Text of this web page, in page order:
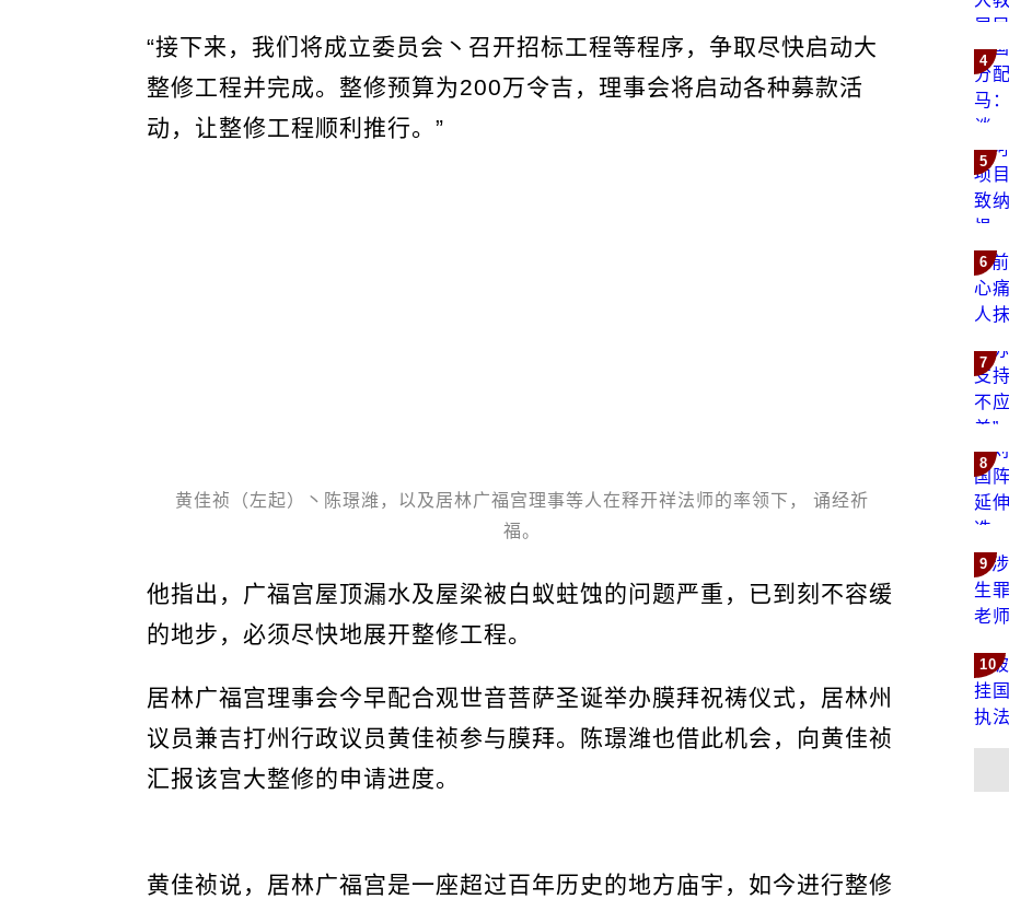
“接下来，我们将成立委员会丶召开招标工程等程序，争取尽快启动大
整修工程并完成。整修预算为200万令吉，理事会将启动各种募款活
动，让整修工程顺利推行。”
黄佳祯（左起）丶陈璟潍，以及居林广福宫理事等人在释开祥法师的率领下， 诵经祈
福。
他指出，广福宫屋顶漏水及屋梁被白蚁蛀蚀的问题严重，已到刻不容缓
的地步，必须尽快地展开整修工程。
居林广福宫理事会今早配合观世音菩萨圣诞举办膜拜祝祷仪式，居林州
议员兼吉打州行政议员黄佳祯参与膜拜。陈璟潍也借此机会，向黄佳祯
汇报该宫大整修的申请进度。
黄佳祯说，居林广福宫是一座超过百年历史的地方庙宇，如今进行整修
4
5
6
7
8
9
10